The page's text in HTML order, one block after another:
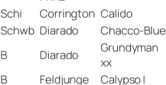
Schi Corrington Calido
Schwb Diarado Chacco-Blue
B Diarado
Grundyman
xx
B Feldjunge Calypso I